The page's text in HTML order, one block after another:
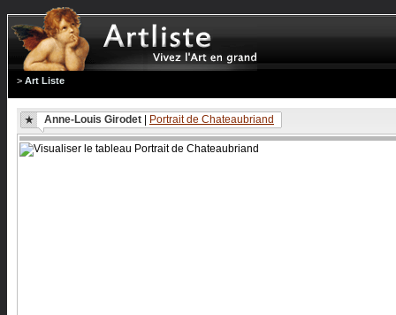
> Art Liste
Anne-Louis Girodet Portrait de Chateaubriand